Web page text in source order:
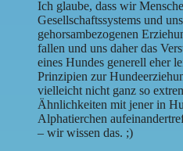
Ich glaube, dass wir
Gesellschaftssystems und
gehorsambezogenen
fallen und uns daher das
eines Hundes generell eher
Prinzipien zur
vielleicht nicht ganz so
Ähnlichkeiten mit jener in
Alphatierchen
– wir wissen das. ;)